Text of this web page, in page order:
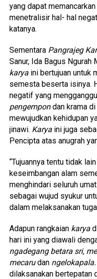
yang dapat
menetralisir hal- hal
katanya.
Sementara Pangrajeg
Sanur, Ida Bagus Ngurah
karyaini bertujuan untuk
semesta beserta isinya.
negatif yang
pengempondan krama di
mewujudkan kehidupan
jinawi. Karyaini juga
Pencipta atas anugrah
“Tujuannya tentu tidak
keseimbangan alam
menghindari seluruh
sebagai wujud syukur
dalam melaksanakan
Adapun rangkaian karya
hari ini yang diawali
ngadegang betara sri,
mecarudan ngelokapala.
dilaksanakan bertepatan